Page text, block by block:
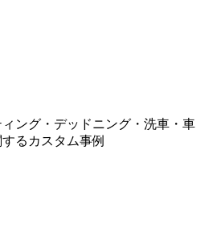
ング・デッドニング・洗車・車
るカスタム事例